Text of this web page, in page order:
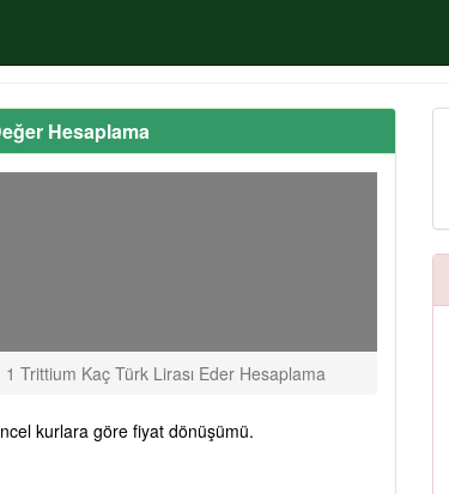
Hesaplama
1 Trittium Kaç Türk Lirası Eder Hesaplama
kurlara göre fiyat dönüşümü.